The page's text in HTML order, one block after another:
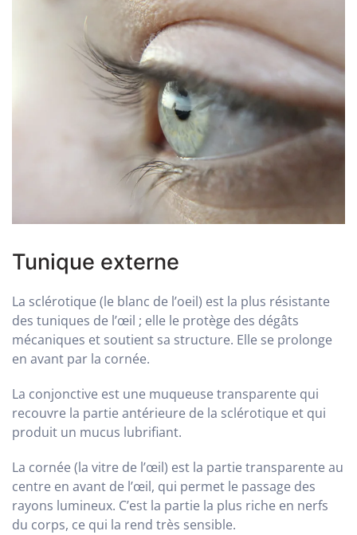
Tunique externe
La sclérotique (le blanc de l’oeil) est la plus résistante
des tuniques de l’œil ; elle le protège des dégâts
mécaniques et soutient sa structure. Elle se prolonge
en avant par la cornée.
La conjonctive est une muqueuse transparente qui
recouvre la partie antérieure de la sclérotique et qui
produit un mucus lubrifiant.
La cornée (la vitre de l’œil) est la partie transparente au
centre en avant de l’œil, qui permet le passage des
rayons lumineux. C’est la partie la plus riche en nerfs
du corps, ce qui la rend très sensible.